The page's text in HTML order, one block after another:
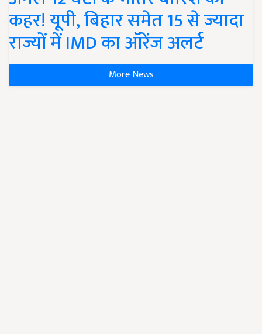
कहर! यूपी, बिहार समेत 15 से ज्यादा
राज्यों में IMD का ऑरेंज अलर्ट
More News